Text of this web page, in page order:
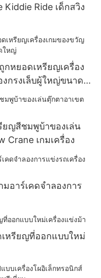
Ride เด็กสวิง
หยอดเหรียญเครื่อง
งกรงเล็บผู้ใหญ่ขนาด
ยญสีชมพูบ้าของเล่น
Crane เกมเครื่อง
อาร์เคดจำลองการ
เหรียญที่ออกแบบใหม่